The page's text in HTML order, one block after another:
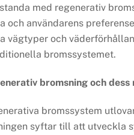
med regenerativ
och användarens
vägtyper och
bromssystemet.
bromsning och
bromssystem
syftar till att utveckla